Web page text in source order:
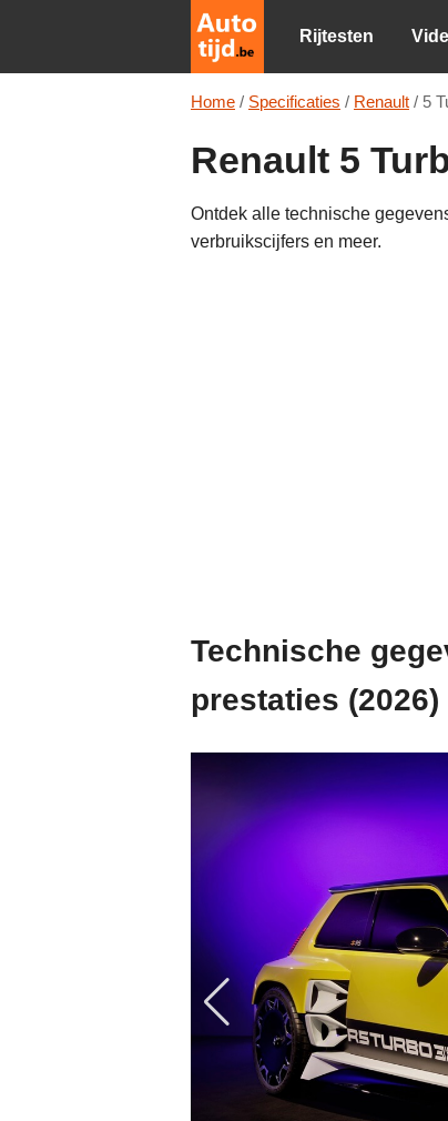
Rijtesten
Home / Specificaties / Renault / 5
Renault 5
Ontdek alle technische
verbruikscijfers en meer.
Technische
prestaties (2026)